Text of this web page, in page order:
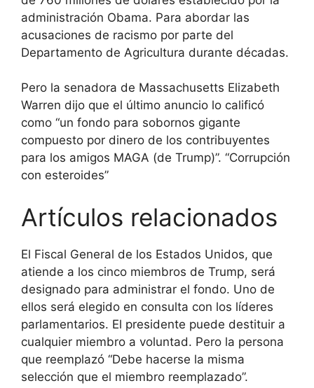
administración Obama. Para abordar las
acusaciones de racismo por parte del
Departamento de Agricultura durante décadas.
Pero la senadora de Massachusetts Elizabeth
Warren dijo que el último anuncio lo calificó
como “un fondo para sobornos gigante
compuesto por dinero de los contribuyentes
para los amigos MAGA (de Trump)”. “Corrupción
con esteroides”
Artículos relacionados
El Fiscal General de los Estados Unidos, que
atiende a los cinco miembros de Trump, será
designado para administrar el fondo. Uno de
ellos será elegido en consulta con los líderes
parlamentarios. El presidente puede destituir a
cualquier miembro a voluntad. Pero la persona
que reemplazó “Debe hacerse la misma
selección que el miembro reemplazado”.